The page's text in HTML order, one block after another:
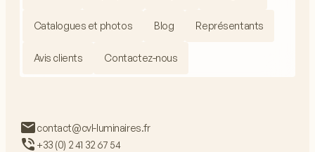
Catalogues et photos Blog Représentants
Avis clients Contactez-nous
contact@cvl-luminaires.fr
+33 (0) 2 41 32 67 54